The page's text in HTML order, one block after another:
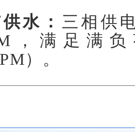
水： 三相供
，满足满
）。